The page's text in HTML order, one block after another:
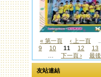
頁面
« 第一頁 ‹ 上一頁
9
10 11 12 13
…
下一頁 › 最
友站連結